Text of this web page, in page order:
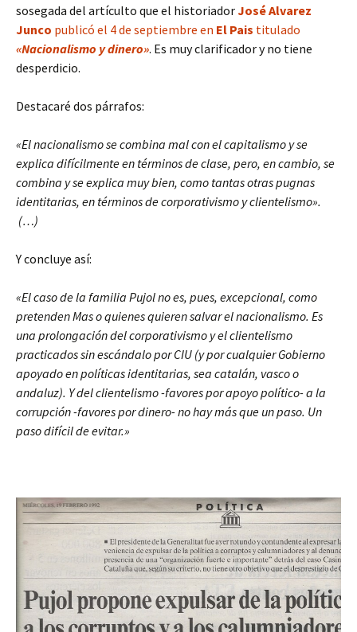
sosegada del artículto que el historiadorJosé Alvarez
Junco publicó el 4 de septiembre en El Pais titulado
«Nacionalismo y dinero». Es muy clarificador y no tiene
desperdicio.
Destacaré dos párrafos:
«El nacionalismo se combina mal con el capitalismo y se
explica difícilmente en términos de clase, pero, en cambio, se
combina y se explica muy bien, como tantas otras pugnas
identitarias, en términos de corporativismo y clientelismo».
(…)
Y concluye así:
«El caso de la familia Pujol no es, pues, excepcional, como
pretenden Mas o quienes quieren salvar el nacionalismo. Es
una prolongación del corporativismo y el clientelismo
practicados sin escándalo por CIU (y por cualquier Gobierno
apoyado en políticas identitarias, sea catalán, vasco o
andaluz). Y del clientelismo -favores por apoyo político- a la
corrupción -favores por dinero- no hay más que un paso. Un
paso difícil de evitar.»